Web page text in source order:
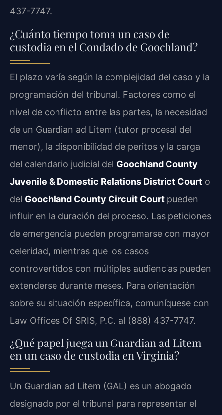
437-7747.
¿Cuánto tiempo toma un caso de
custodia en el Condado de Goochland?
El plazo varía según la complejidad del caso y la
programación del tribunal. Factores como el
nivel de conflicto entre las partes, la necesidad
de un Guardian ad Litem (tutor procesal del
menor), la disponibilidad de peritos y la carga
del calendario judicial del Goochland County
Juvenile & Domestic Relations District Court o
del Goochland County Circuit Court pueden
influir en la duración del proceso. Las peticiones
de emergencia pueden programarse con mayor
celeridad, mientras que los casos
controvertidos con múltiples audiencias pueden
extenderse durante meses. Para orientación
sobre su situación específica, comuníquese con
Law Offices Of SRIS, P.C. al (888) 437-7747.
¿Qué papel juega un Guardian ad Litem
en un caso de custodia en Virginia?
Un Guardian ad Litem (GAL) es un abogado
designado por el tribunal para representar el